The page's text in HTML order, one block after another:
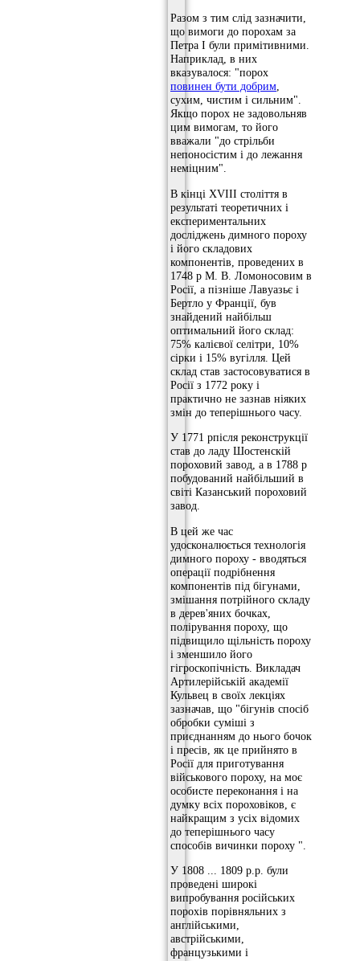
Разом з тим слід зазначити,
що вимоги до порохам за
Петра I були примітивними.
Наприклад, в них
вказувалося: "порох
повинен бути добрим,
сухим, чистим і сильним".
Якщо порох не задовольняв
цим вимогам, то його
вважали "до стрільби
непоносістим і до лежання
неміцним".
В кінці XVIII століття в
результаті теоретичних і
експериментальних
досліджень димного пороху
і його складових
компонентів, проведених в
1748 р М. В. Ломоносовим в
Росії, а пізніше Лавуазьє і
Бертло у Франції, був
знайдений найбільш
оптимальний його склад:
75% калієвої селітри, 10%
сірки і 15% вугілля. Цей
склад став застосовуватися в
Росії з 1772 року і
практично не зазнав ніяких
змін до теперішнього часу.
У 1771 рпісля реконструкції
став до ладу Шостенскій
пороховий завод, а в 1788 р
побудований найбільший в
світі Казанський пороховий
завод.
В цей же час
удосконалюється технологія
димного пороху - вводяться
операції подрібнення
компонентів під бігунами,
змішання потрійного складу
в дерев'яних бочках,
полірування пороху, що
підвищило щільність пороху
і зменшило його
гігроскопічність. Викладач
Артилерійській академії
Кульвец в своїх лекціях
зазначав, що "бігунів спосіб
обробки суміші з
приєднанням до нього бочок
і пресів, як це прийнято в
Росії для приготування
військового пороху, на моє
особисте переконання і на
думку всіх пороховіков, є
найкращим з усіх відомих
до теперішнього часу
способів вичинки пороху ".
У 1808 ... 1809 р.р. були
проведені широкі
випробування російських
порохів порівняльних з
англійськими,
австрійськими,
французькими і